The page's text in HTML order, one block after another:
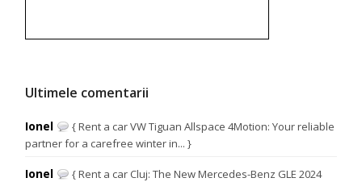
Ultimele comentarii
Ionel
{ Rent a car VW Tiguan Allspace 4Motion: Your reliable
partner for a carefree winter in... }
Ionel
{ Rent a car Cluj: The New Mercedes-Benz GLE 2024